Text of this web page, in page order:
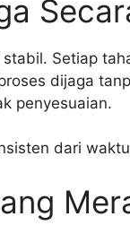
Setiap
dijaga
penyesuaian.
dari